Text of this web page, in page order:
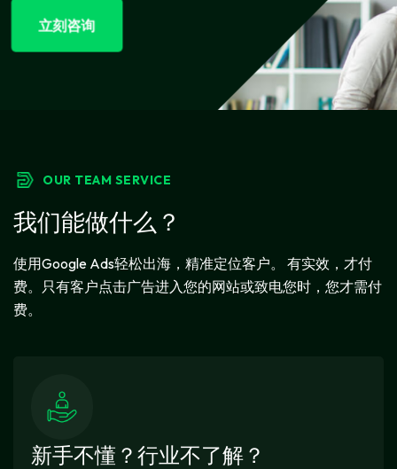
立刻咨询
OUR TEAM SERVICE
我们能做什么？
使用Google Ads轻松出海，精准定位客户。 有实效，才付
费。只有客户点击广告进入您的网站或致电您时，您才需付
费。
新手不懂？行业不了解？